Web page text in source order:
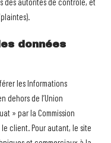
données
les Informations
dehors de l’Union
» par la Commission
client. Pour autant, le site